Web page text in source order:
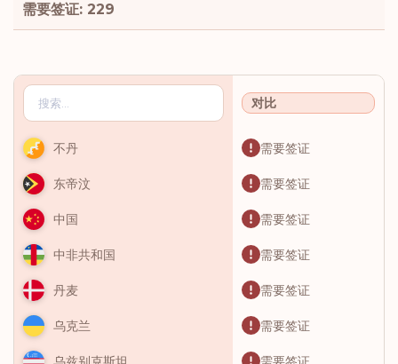
需要签证: 229
对比
不丹 需要签证
东帝汶 需要签证
中国 需要签证
中非共和国 需要签证
丹麦 需要签证
乌克兰 需要签证